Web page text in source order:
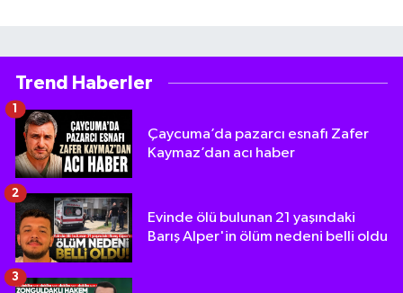
Trend Haberler
Çaycuma’da pazarcı esnafı Zafer
Kaymaz’dan acı haber
1
Evinde ölü bulunan 21 yaşındaki
Barış Alper'in ölüm nedeni belli oldu
2
3